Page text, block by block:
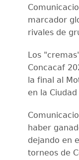
marcador
rivales de
Los
Concacaf
la final al
en la
haber
dejando en
torneos de